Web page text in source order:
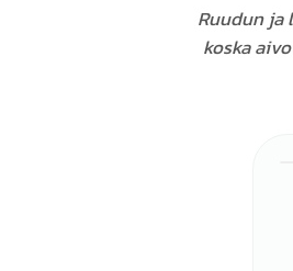
Ruudun ja
koska